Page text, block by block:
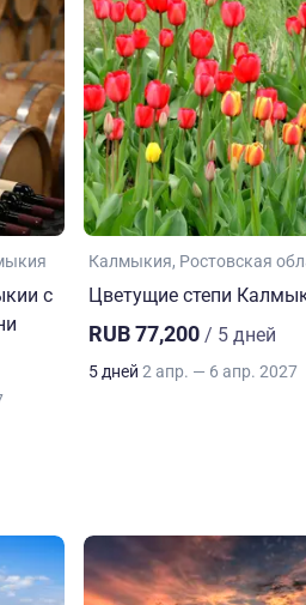
с
Калмыкия Ростовская
Цветущие степи
RUB 77,200 / 5 дней
5 дней 2 апр. — 6 апр. 2027